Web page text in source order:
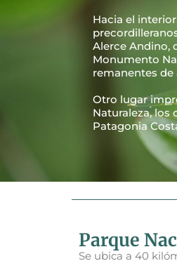
Hacia el
Alerce Andino,
Monumento
remanentes de
Otro lugar
Naturaleza, los
Patagonia
Parque
Se ubica a 40